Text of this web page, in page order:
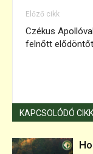
Előző cikk
Czékus
felnőtt elődöntőt
KAPCSOLÓDÓ